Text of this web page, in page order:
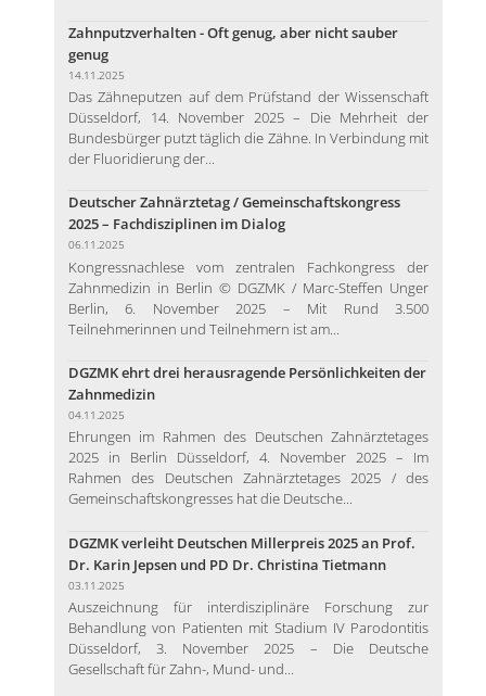
Zahnputzverhalten - Oft genug, aber nicht sauber
genug
14.11.2025
Das Zähneputzen auf dem Prüfstand der Wissenschaft
Düsseldorf, 14. November 2025 – Die Mehrheit der
Bundesbürger putzt täglich die Zähne. In Verbindung mit
der Fluoridierung der...
Deutscher Zahnärztetag / Gemeinschaftskongress
2025 – Fachdisziplinen im Dialog
06.11.2025
Kongressnachlese vom zentralen Fachkongress der
Zahnmedizin in Berlin © DGZMK / Marc-Steffen Unger
Berlin, 6. November 2025 – Mit Rund 3.500
Teilnehmerinnen und Teilnehmern ist am...
DGZMK ehrt drei herausragende Persönlichkeiten der
Zahnmedizin
04.11.2025
Ehrungen im Rahmen des Deutschen Zahnärztetages
2025 in Berlin Düsseldorf, 4. November 2025 – Im
Rahmen des Deutschen Zahnärztetages 2025 / des
Gemeinschaftskongresses hat die Deutsche...
DGZMK verleiht Deutschen Millerpreis 2025 an Prof.
Dr. Karin Jepsen und PD Dr. Christina Tietmann
03.11.2025
Auszeichnung für interdisziplinäre Forschung zur
Behandlung von Patienten mit Stadium IV Parodontitis
Düsseldorf, 3. November 2025 – Die Deutsche
Gesellschaft für Zahn-, Mund- und...